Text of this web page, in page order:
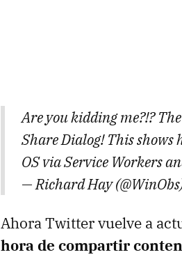
Are you kidding me?!?
Share Dialog! This shows
OS via Service Workers
— Richard Hay
Ahora Twitter vuelve a
hora de compartir